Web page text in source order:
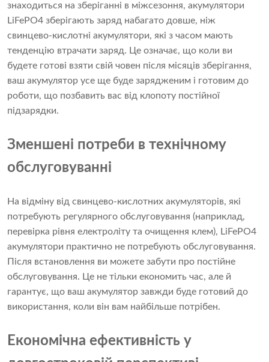
знаходиться на зберіганні в міжсезоння, акумулятори
LiFePO4 зберігають заряд набагато довше, ніж
свинцево-кислотні акумулятори, які з часом мають
тенденцію втрачати заряд. Це означає, що коли ви
будете готові взяти свій човен після місяців зберігання,
ваш акумулятор усе ще буде зарядженим і готовим до
роботи, що позбавить вас від клопоту постійної
підзарядки.
Зменшені потреби в технічному
обслуговуванні
На відміну від свинцево-кислотних акумуляторів, які
потребують регулярного обслуговування (наприклад,
перевірка рівня електроліту та очищення клем), LiFePO4
акумулятори практично не потребують обслуговування.
Після встановлення ви можете забути про постійне
обслуговування. Це не тільки економить час, але й
гарантує, що ваш акумулятор завжди буде готовий до
використання, коли він вам найбільше потрібен.
Економічна ефективність у